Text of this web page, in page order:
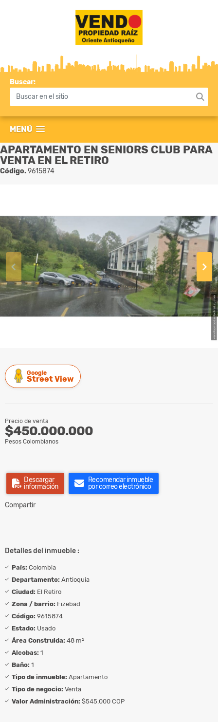
Buscar:
MENÚ
APARTAMENTO EN SENIORS CLUB PARA
VENTA EN EL RETIRO
Código.9615874
Google
Street View
Precio de venta
$450.000.000
Pesos Colombianos
Descargar
información
Recomendar inmueble
por correo electrónico
Compartir
Detalles del inmueble :
País: Colombia
Departamento: Antioquia
Ciudad: El Retiro
Zona / barrio: Fizebad
Código: 9615874
Estado: Usado
Área Construida: 48 m²
Alcobas: 1
Baño: 1
Tipo de inmueble: Apartamento
Tipo de negocio: Venta
Valor Administración: $545.000 COP